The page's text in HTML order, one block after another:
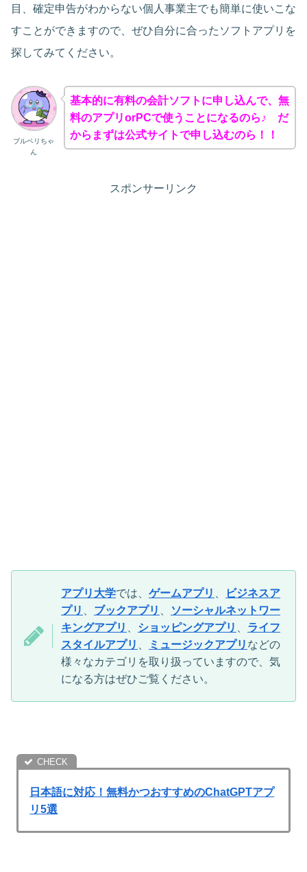
目、確定申告がわからない個人事業主でも簡単に使いこな
すことができますので、ぜひ自分に合ったソフトアプリを
探してみてください。
ブルベリちゃ
ん
基本的に有料の会計ソフトに申し込んで、無
料のアプリorPCで使うことになるのら♪ だ
からまずは公式サイトで申し込むのら！！
スポンサーリンク
アプリ大学では、 ゲームアプリ 、
ビジネスア
プリ 、 ブックアプリ 、
ソーシャルネットワー
キングアプリ 、 ショッピングアプリ 、 ライフ
スタイルアプリ 、 ミュージックアプリ などの
様々なカテゴリを取り扱っていますので、気
になる方はぜひご覧ください。
日本語に対応！無料かつおすすめのChatGPTアプ
リ5選